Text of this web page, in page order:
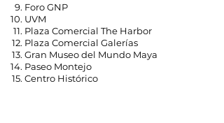
9.
10.
11.
12.
13.
14.
15.
Foro GNP
UVM
Plaza Comercial The Harbor
Plaza Comercial Galerías
Gran Museo del Mundo Maya
Paseo Montejo
Centro Histórico